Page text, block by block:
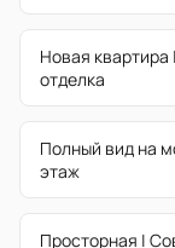
Новая квартира
отделка
Полный вид на
этаж
Просторная |